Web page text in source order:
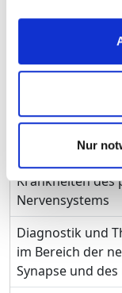
Nur
Diagnostik und
der Nerven, der
Nervenplexus
Diagnostik und
Krankheiten des
Nervensystems
Diagnostik und
im Bereich der
Synapse und